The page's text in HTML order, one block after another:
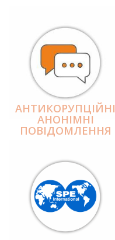
АНТИКОРУПЦІЙНІ
АНОНІМНІ
ПОВІДОМЛЕННЯ